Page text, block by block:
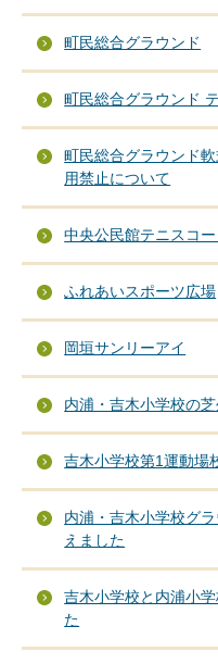
町民総合グラウンド
町民総合グラウンド
町民総合グラウンド
用禁止について
中央公民館テニスコー
ふれあいスポーツ広場
岡垣サンリーアイ
内浦・吉木小学校の
吉木小学校第1運動場
内浦・吉木小学校グ
えました
吉木小学校と内浦小
た